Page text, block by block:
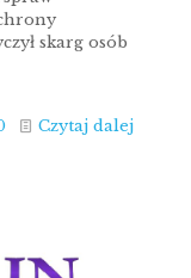
skarg osób
Czytaj dalej